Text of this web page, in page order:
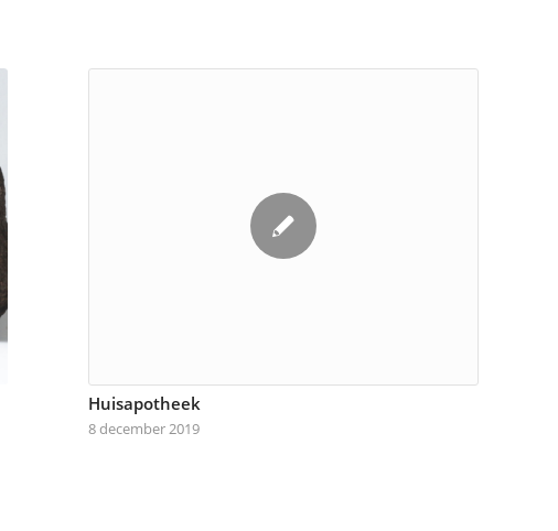
Huisapotheek
8 december 2019